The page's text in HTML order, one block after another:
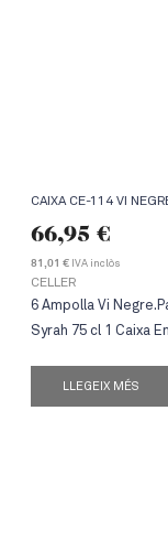
CAIXA CE-114 VI
66,95 €
81,01 € IVA inclòs
CELLER
6 Ampolla Vi
Syrah 75 cl 1 Caixa
LLEGEIX MÉS